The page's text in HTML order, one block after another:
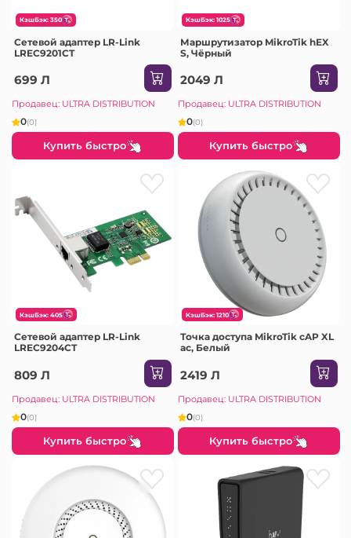
КэшБэк: 350
Сетевой адаптер LR-Link
LREC9201CT
699 Л
Продавец: ULTRA DISTRIBUTION
0(0)
Купить быстро
КэшБэк: 1025
Маршрутизатор MikroTik hEX
S, Чёрный
2049 Л
Продавец: ULTRA DISTRIBUTION
0(0)
Купить быстро
КэшБэк: 405
Сетевой адаптер LR-Link
LREC9204CT
809 Л
Продавец: ULTRA DISTRIBUTION
0(0)
Купить быстро
КэшБэк: 1210
Точка доступа MikroTik cAP XL
ac, Белый
2419 Л
Продавец: ULTRA DISTRIBUTION
0(0)
Купить быстро